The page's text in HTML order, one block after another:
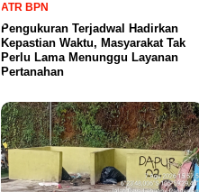
ATR BPN
Pengukuran Terjadwal Hadirkan
Kepastian Waktu, Masyarakat Tak
Perlu Lama Menunggu Layanan
Pertanahan